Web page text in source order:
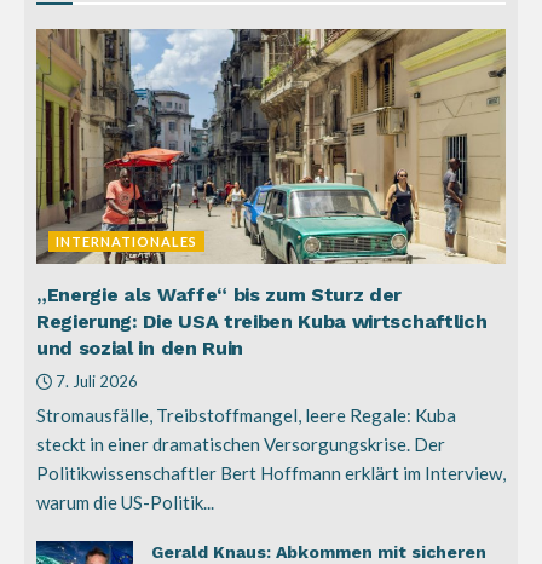
INTERNATIONALES
„Energie als Waffe“ bis zum Sturz der
Regierung: Die USA treiben Kuba wirtschaftlich
und sozial in den Ruin
7. Juli 2026
Stromausfälle, Treibstoffmangel, leere Regale: Kuba
steckt in einer dramatischen Versorgungskrise. Der
Politikwissenschaftler Bert Hoffmann erklärt im Interview,
warum die US-Politik...
Gerald Knaus: Abkommen mit sicheren